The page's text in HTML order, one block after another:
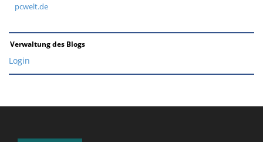
pcwelt.de
Verwaltung des Blogs
Login